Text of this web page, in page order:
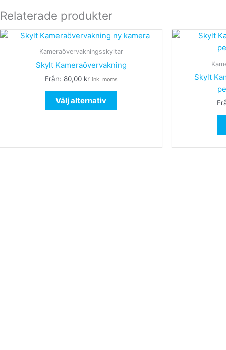
Relaterade produkter
Kameraövervakningsskyltar
Skylt Kameraövervakning
Från: 80,00 kr ink. moms
Välj alternativ
Den
har
flera
Skylt